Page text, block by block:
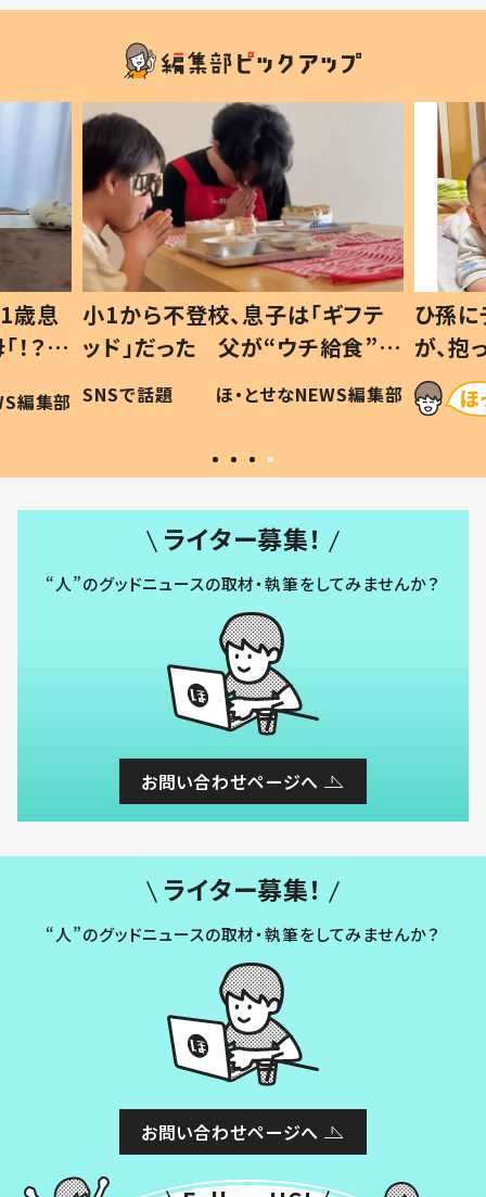
歳息
？」
編集部
小1から不登校、息子は「ギフテ
ッド」だった 父が“ウチ給食”を
作り続ける理由とは #令和の親
#令和の子
SNSで話題 ほ・とせなNEWS編集部
ひ孫
が、
「涙が
い」
ライター募集！
“人”のグッドニュースの取材・執筆をしてみませんか？
お問い合わせページへ
ライター募集！
“人”のグッドニュースの取材・執筆をしてみませんか？
お問い合わせページへ